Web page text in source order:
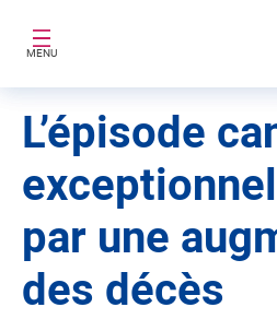
MENU
L’épisode
par une
des décès